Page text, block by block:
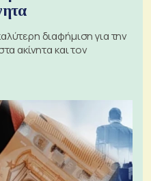
διαφήμιση για την
ακίνητα και τον